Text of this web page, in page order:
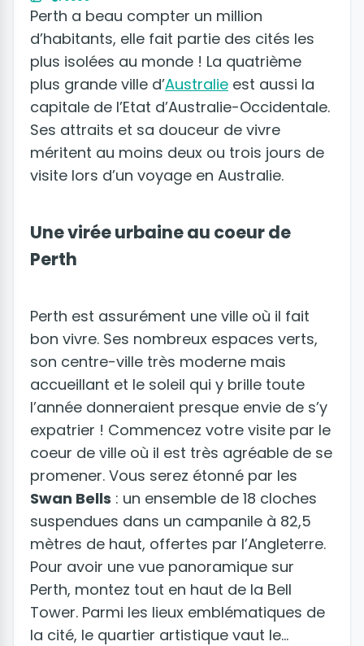
Perth a beau compter un million
d’habitants, elle fait partie des cités les
plus isolées au monde ! La quatrième
plus grande ville d’Australie est aussi la
capitale de l’Etat d’Australie-Occidentale.
Ses attraits et sa douceur de vivre
méritent au moins deux ou trois jours de
visite lors d’un voyage en Australie.
Une virée urbaine au coeur de
Perth
Perth est assurément une ville où il fait
bon vivre. Ses nombreux espaces verts,
son centre-ville très moderne mais
accueillant et le soleil qui y brille toute
l’année donneraient presque envie de s’y
expatrier ! Commencez votre visite par le
coeur de ville où il est très agréable de se
promener. Vous serez étonné par les
Swan Bells : un ensemble de 18 cloches
suspendues dans un campanile à 82,5
mètres de haut, offertes par l’Angleterre.
Pour avoir une vue panoramique sur
Perth, montez tout en haut de la Bell
Tower. Parmi les lieux emblématiques de
la cité, le quartier artistique vaut le